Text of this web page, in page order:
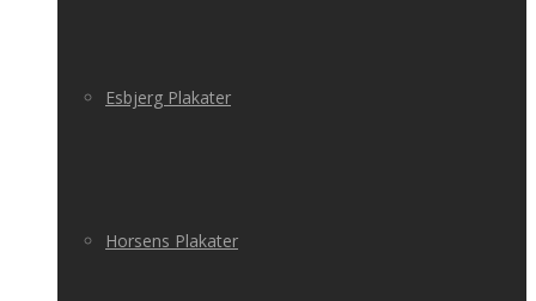
Esbjerg Plakater
Horsens Plakater